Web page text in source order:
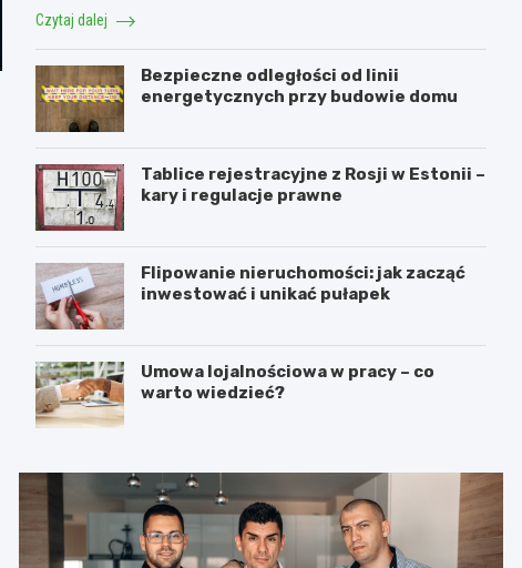
Czytaj dalej
Bezpieczne odległości od linii
energetycznych przy budowie domu
Tablice rejestracyjne z Rosji w Estonii –
kary i regulacje prawne
Flipowanie nieruchomości: jak zacząć
inwestować i unikać pułapek
Umowa lojalnościowa w pracy – co
warto wiedzieć?